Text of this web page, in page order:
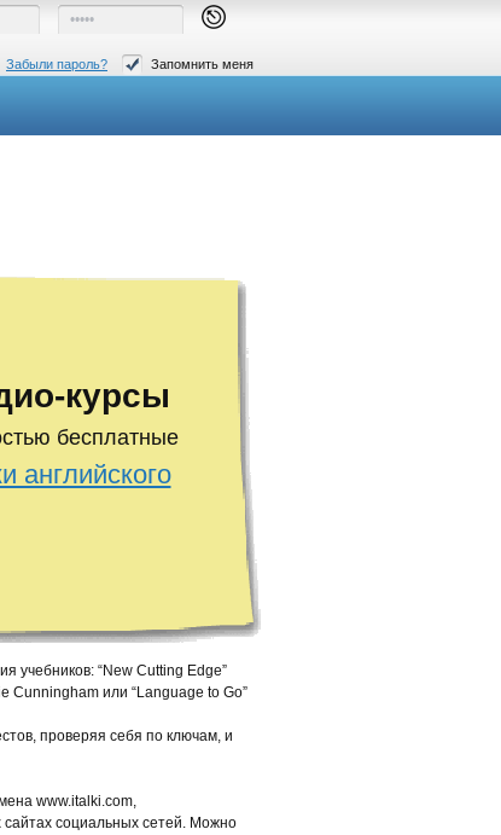
Забыли пароль? Запомнить меня
курсы
бесплатные
английского
учебников: “New Cutting Edge”
Cunningham или “Language to Go”
проверяя себя по ключам, и
www.italki.com,
сайтах социальных сетей. Можно